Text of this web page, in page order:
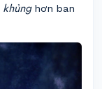
khủng hơn ban